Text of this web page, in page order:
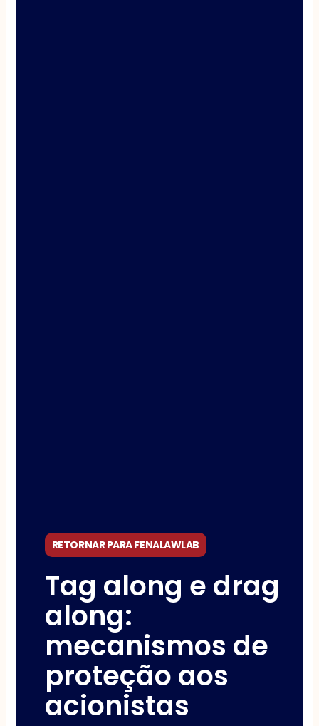
RETORNAR PARA FENALAWLAB
Tag along e drag
along:
mecanismos de
proteção aos
acionistas